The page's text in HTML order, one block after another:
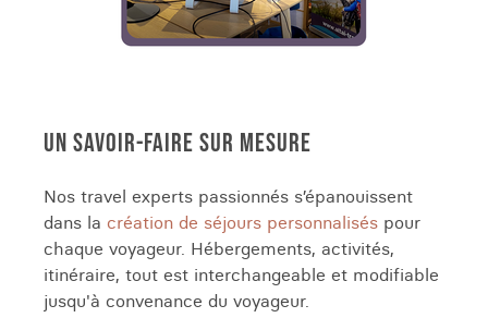
UN SAVOIR-FAIRE SUR MESURE
Nos travel experts passionnés s’épanouissent
dans la création de séjours personnalisés pour
chaque voyageur. Hébergements, activités,
itinéraire, tout est interchangeable et modifiable
jusqu'à convenance du voyageur.